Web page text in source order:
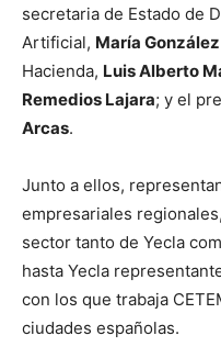
secretaria de Estado de
Artificial, María
Hacienda, Luis Alberto
Remedios Lajara; y el
Arcas.
Junto a ellos,
empresariales
sector tanto de Yecla
hasta Yecla
con los que trabaja
ciudades españolas.